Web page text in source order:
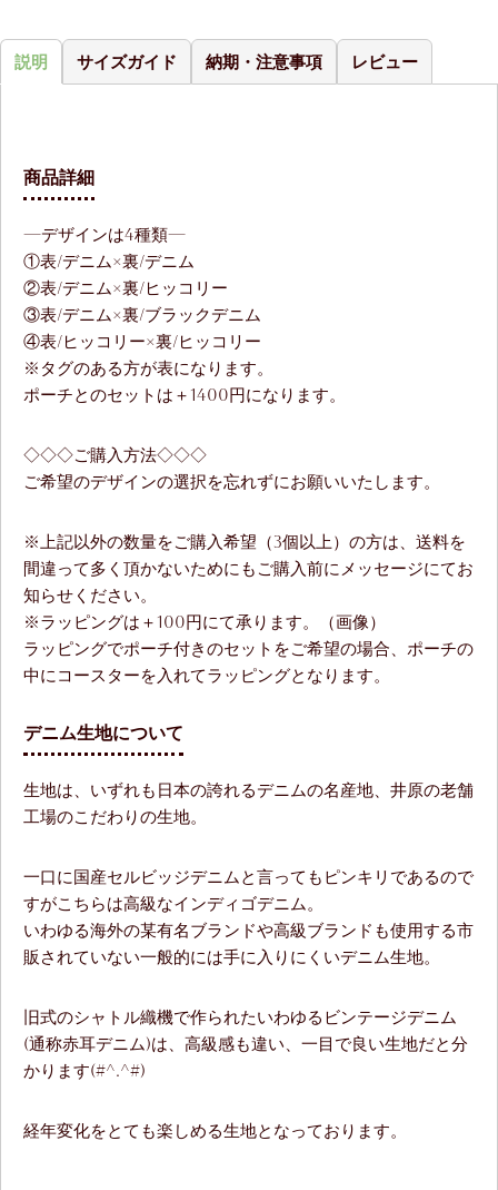
説明 サイズガイド 納期・注意事項 レビュー
商品詳細
—デザインは4種類—
①表/デニム×裏/デニム
②表/デニム×裏/ヒッコリー
③表/デニム×裏/ブラックデニム
④表/ヒッコリー×裏/ヒッコリー
※タグのある方が表になります。
ポーチとのセットは＋1400円になります。
◇◇◇ご購入方法◇◇◇
ご希望のデザインの選択を忘れずにお願いいたします。
※上記以外の数量をご購入希望（3個以上）の方は、送料を
間違って多く頂かないためにもご購入前にメッセージにてお
知らせください。
※ラッピングは＋100円にて承ります。（画像）
ラッピングでポーチ付きのセットをご希望の場合、ポーチの
中にコースターを入れてラッピングとなります。
デニム生地について
生地は、いずれも日本の誇れるデニムの名産地、井原の老舗
工場のこだわりの生地。
一口に国産セルビッジデニムと言ってもピンキリであるので
すがこちらは高級なインディゴデニム。
いわゆる海外の某有名ブランドや高級ブランドも使用する市
販されていない一般的には手に入りにくいデニム生地。
旧式のシャトル織機で作られたいわゆるビンテージデニム
(通称赤耳デニム)は、高級感も違い、一目で良い生地だと分
かります(#^.^#)
経年変化をとても楽しめる生地となっております。